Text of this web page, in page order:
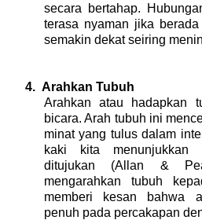
secara bertahap.
terasa nyaman jika
semakin dekat seiring
4. Arahkan Tubuh
Arahkan atau hadapkan
bicara. Arah tubuh ini
minat yang tulus dalam
kaki kita menunjukkan
ditujukan (Allan &
mengarahkan tubuh
memberi kesan bahwa
penuh pada percakapan